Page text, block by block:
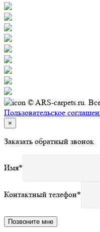
© ARS-carpets.ru.
Пользовательское
×
Заказать обратный звонок
Имя*
Контактный телефон*